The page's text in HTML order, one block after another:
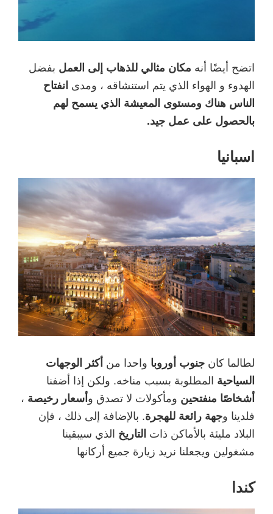
اتضح أيضًا أنه مكان مثالي للذهاب إلى العمل بفضل
الهدوء و الهواء الذي يتم استنشاقه ، ومدى انفتاح
الناس هناك ومستوى المعيشة الذي يسمح لهم
بالحصول على عمل جيد.
اسبانيا
لطالما كان جنوب أوروبا واحدا من أكثر الوجهات
السياحية المطلوبة بسبب مناخه. ولكن إذا أضفنا
أشخاصًا منفتحين ومأكولات لا تصدق و أسعار رخيصة ،
فلدينا وجهة رائعة للهجرة. بالإضافة إلى ذلك ، فإن
البلاد مليئة بالأماكن ذات التاريخ الذي سيبقينا
مشغولين ويجعلنا نريد زيارة جميع أركانها
كندا